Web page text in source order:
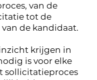
van de
tot de
de kandidaat.
krijgen in
is voor elke
sollicitatieproces